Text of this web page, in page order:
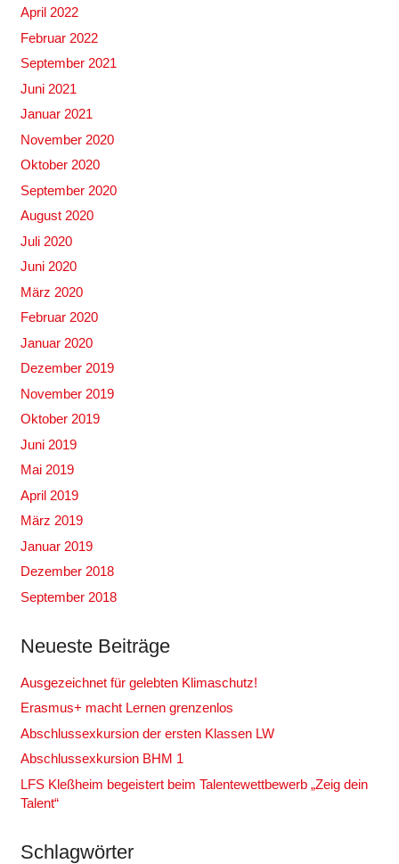
April 2022
Februar 2022
September 2021
Juni 2021
Januar 2021
November 2020
Oktober 2020
September 2020
August 2020
Juli 2020
Juni 2020
März 2020
Februar 2020
Januar 2020
Dezember 2019
November 2019
Oktober 2019
Juni 2019
Mai 2019
April 2019
März 2019
Januar 2019
Dezember 2018
September 2018
Neueste Beiträge
Ausgezeichnet für gelebten Klimaschutz!
Erasmus+ macht Lernen grenzenlos
Abschlussexkursion der ersten Klassen LW
Abschlussexkursion BHM 1
LFS Kleßheim begeistert beim Talentewettbewerb „Zeig dein
Talent“
Schlagwörter